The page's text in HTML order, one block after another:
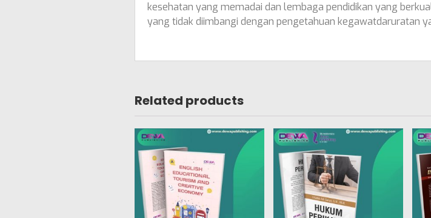
kesehatan yang memadai dan lembaga pendidikan yang
yang tidak diimbangi dengan pengetahuan kegawatdaruratan
Related products